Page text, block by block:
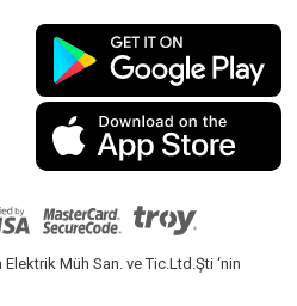
Müh San. ve Tic.Ltd.Şti ‘nin